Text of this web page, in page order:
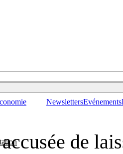
NewslettersEvénements
de